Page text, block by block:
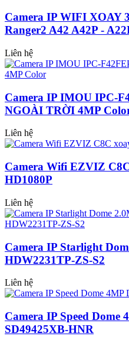
Camera IP WIFI XOAY
Ranger2 A42 A42P -
Liên hệ
Camera IP IMOU IPC-
NGOÀI TRỜI 4MP
Liên hệ
Camera Wifi EZVIZ
HD1080P
Liên hệ
Camera IP Starlight
HDW2231TP-ZS-S2
Liên hệ
Camera IP Speed Dome
SD49425XB-HNR